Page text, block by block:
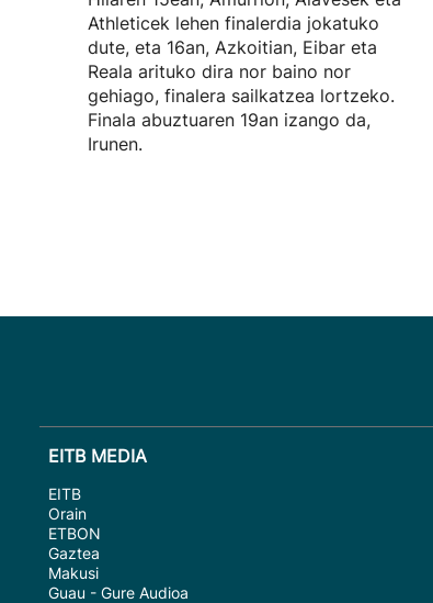
Athleticek lehen finalerdia jokatuko
dute, eta 16an, Azkoitian, Eibar eta
Reala arituko dira nor baino nor
gehiago, finalera sailkatzea lortzeko.
Finala abuztuaren 19an izango da,
Irunen.
EITB MEDIA
EITB
Orain
ETBON
Gaztea
Makusi
Guau - Gure Audioa